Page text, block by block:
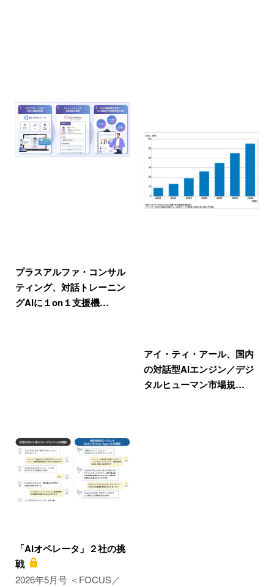
プラスアルファ・コンサル
ティング、対話トレーニン
グAIに１on１支援機…
アイ・ティ・アール、国内
の対話型AIエンジン／デジ
タルヒューマン市場規…
「AIオペレータ」２社の挑
戦
2026年5月号 ＜FOCUS／